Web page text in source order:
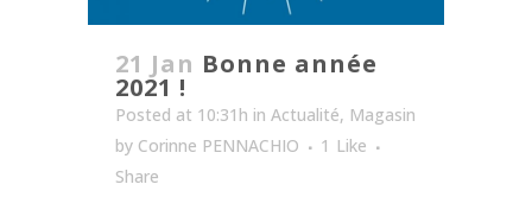
21 Jan Bonne année
2021 !
Posted at 10:31h in Actualité, Magasin
by Corinne PENNACHIO 1 Like
Share